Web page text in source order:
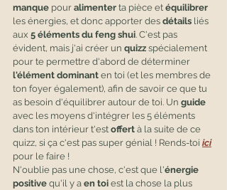
manque pour alimenter ta pièce et équilibrer
les énergies, et donc apporter des détails liés
aux 5 éléments du feng shui. C'est pas
évident, mais j'ai créer un quizz spécialement
pour te permettre d'abord de déterminer
l'élément dominant en toi (et les membres de
ton foyer également), afin de savoir ce que tu
as besoin d'équilibrer autour de toi. Un guide
avec les moyens d'intégrer les 5 éléments
dans ton intérieur t'est offert à la suite de ce
quizz, si ça c'est pas super génial ! Rends-toi ici
pour le faire !
N'oublie pas une chose, c'est que l'énergie
positive qu'il y a en toi est la chose la plus